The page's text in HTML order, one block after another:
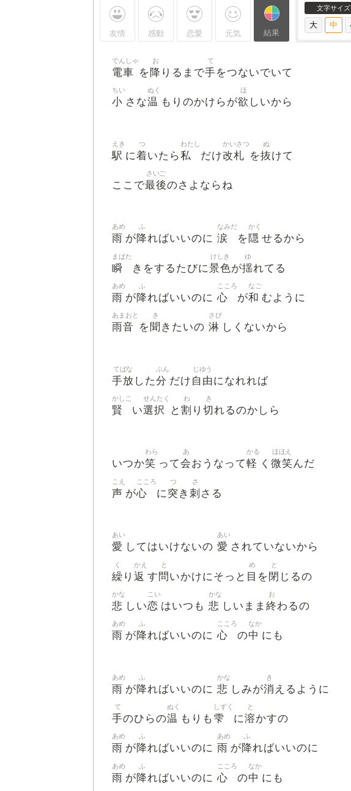
友情 感動 恋愛 元気 結果
文字サイズ
電車
でんしゃ
を 降
お
りるまで手
て
をつないでいて
小
ちい
さな温
ぬく
もりのかけらが欲
ほ
しいから
駅
えき
に着
つ
いたら私
わたし
だけ改札
かいさつ
を抜
ぬ
けて
ここで最後
さいご
のさよならね
雨
あめ
が降
ふ
ればいいのに 涙
なみだ
を 隠
かく
せるから
瞬
まばた
きをするたびに景色
けしき
が揺
ゆ
れてる
雨
あめ
が降
ふ
ればいいのに 心
こころ
が和
なご
むように
雨音
あまおと
を 聞
き
きたいの 淋
さび
しくないから
手放
てばな
した分
ぶん
だけ 自由
じゆう
になれれば
賢
かしこ
い選択
せんたく
と 割
わ
り 切
き
れるのかしら
いつか笑
わら
って会
あ
おうなって軽
かる
く 微笑
ほほえ
んだ
声
こえ
が心
こころ
に突
つ
き 刺
さ
さる
愛
あい
してはいけないの 愛
あい
されていないから
繰
く
り 返
かえ
す 問
と
いかけにそっと 目
め
を 閉
と
じるの
悲
かな
しい恋
こい
はいつも 悲
かな
しいまま 終
お
わるの
雨
あめ
が降
ふ
ればいいのに 心
こころ
の中
なか
にも
雨
あめ
が降
ふ
ればいいのに 悲
かな
しみが消
き
えるように
手
て
のひらの温
ぬく
もりも 雫
しずく
に溶
と
かすの
雨
あめ
が降
ふ
ればいいのに 雨
あめ
が降
ふ
ればいいのに
雨
あめ
が降
ふ
ればいいのに 心
こころ
の中
なか
にも